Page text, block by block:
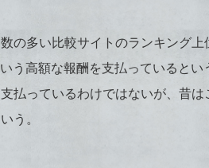
の多い比較サイトのランキング
う高額な報酬を支払っていると
払っているわけではないが、昔
う。